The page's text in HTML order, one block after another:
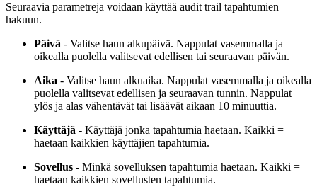
Seuraavia parametreja voidaan käyttää audit trail tapahtumien
hakuun.
Päivä - Valitse haun alkupäivä. Nappulat vasemmalla ja
oikealla puolella valitsevat edellisen tai seuraavan päivän.
Aika - Valitse haun alkuaika. Nappulat vasemmalla ja oikealla
puolella valitsevat edellisen ja seuraavan tunnin. Nappulat
ylös ja alas vähentävät tai lisäävät aikaan 10 minuuttia.
Käyttäjä - Käyttäjä jonka tapahtumia haetaan. Kaikki =
haetaan kaikkien käyttäjien tapahtumia.
Sovellus - Minkä sovelluksen tapahtumia haetaan. Kaikki =
haetaan kaikkien sovellusten tapahtumia.